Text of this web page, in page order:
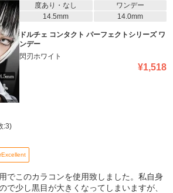
度あり・なし
ワンデー
14.5mm
14.0mm
ドルチェ コンタクト パーフェクトシリーズ ワ
ンデー
閃刃ホワイト
¥1,518
:3)
でこのカラコンを使用致しました。私自身
で少し黒目が大きくなってしまいますが、